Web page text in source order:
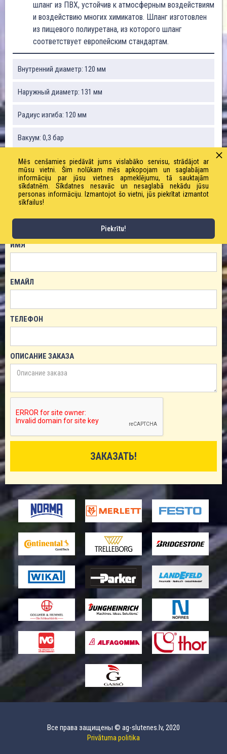
шланг из ПВХ, устойчив к атмосферным воздействиям
и воздействию многих химикатов. Шланг изготовлен
из пищевого полиуретана, из которого шланг
соответствует европейским стандартам.
Внутренний диаметр: 120 мм
Наружный диаметр: 131 мм
Радиус изгиба: 120 мм
Вакуум: 0,3 бар
Вес: 950 г / м
Рабочее давление: 0,6 бар
ЗАКАЗАТЬ ТОВАР!
ИМЯ
ЕМАЙЛ
ТЕЛЕФОН
ОПИСАНИЕ ЗАКАЗА
Все права защищены © ag-slutenes.lv, 2020
Privātuma politika
Mēs cenšamies piedāvāt jums vislabāko servisu, strādājot ar
mūsu vietni. Šim nolūkam mēs apkopojam un saglabājam
informāciju par jūsu vietnes apmeklējumu, tā sauktajām
sīkdatnēm. Sīkdatnes nesavāc un nesaglabā nekādu jūsu
personas informāciju. Izmantojot šo vietni, jūs piekrītat izmantot
sīkfailus!
Piekrītu!